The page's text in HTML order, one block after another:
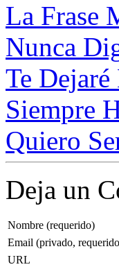
La Frase
Nunca
Te
Siempre
Quiero
Deja un
Nombre (requerido)
Email (privado,
URL